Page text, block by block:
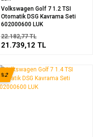
Volkswagen Golf 7 1.2 TSI
Otomatik DSG Kavrama Seti
602000600 LUK
22.182,77 TL
21.739,12 TL
%2